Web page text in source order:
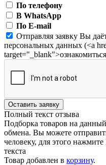
По телефону
В WhatsApp
По E-mail
Отправляя заявку Вы
персональных данных (<a
Оставить заявку
Полный текст отзыва
Подборка товаров на
обмена. Вы можете
человеку, для этого нажмите
текста
Товар добавлен в корзину.